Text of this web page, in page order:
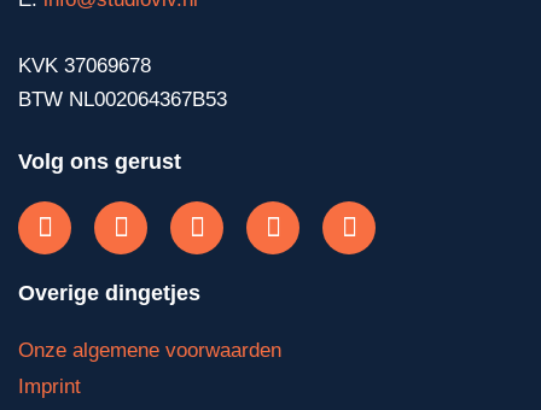
KVK 37069678
BTW NL002064367B53
Volg ons gerust
Overige dingetjes
Onze algemene voorwaarden
Imprint